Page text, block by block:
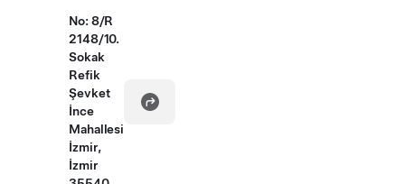
No: 8/R
2148/10.
Sokak
Refik
Şevket
İnce
Mahallesi
İzmir,
İzmir